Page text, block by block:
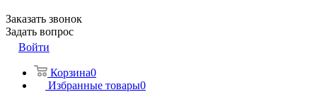
Заказать звонок
Задать вопрос
Войти
Корзина0
Избранные товары0